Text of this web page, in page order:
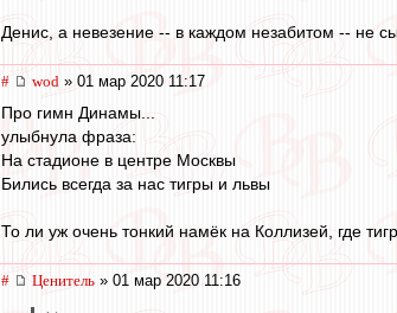
Денис, а невезение -- в каждом незабитом -- не
# wod » 01 мар 2020 11:17
Про гимн Динамы...
улыбнула фраза:
На стадионе в центре Москвы
Бились всегда за нас тигры и львы
То ли уж очень тонкий намёк на Коллизей, где
# Ценитель » 01 мар 2020 11:16